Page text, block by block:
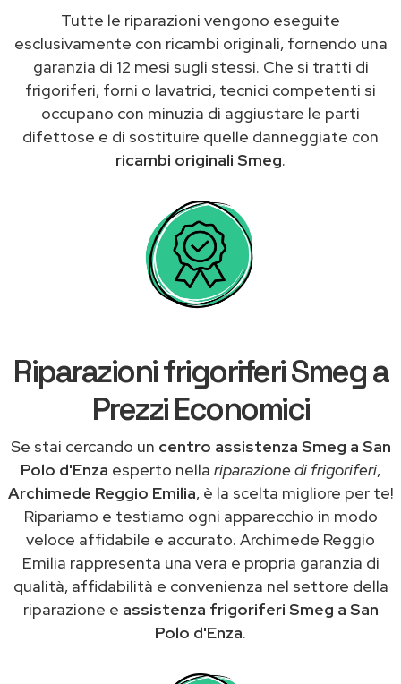
Tutte le riparazioni vengono eseguite
esclusivamente con ricambi originali, fornendo una
garanzia di 12 mesi sugli stessi. Che si tratti di
frigoriferi, forni o lavatrici, tecnici competenti si
occupano con minuzia di aggiustare le parti
difettose e di sostituire quelle danneggiate con
ricambi originali Smeg.
Riparazioni frigoriferi Smeg a
Prezzi Economici
Se stai cercando un centro assistenza Smeg a San
Polo d'Enza esperto nella riparazione di frigoriferi,
Archimede Reggio Emilia, è la scelta migliore per te!
Ripariamo e testiamo ogni apparecchio in modo
veloce affidabile e accurato. Archimede Reggio
Emilia rappresenta una vera e propria garanzia di
qualità, affidabilità e convenienza nel settore della
riparazione e assistenza frigoriferi Smeg a San
Polo d'Enza.